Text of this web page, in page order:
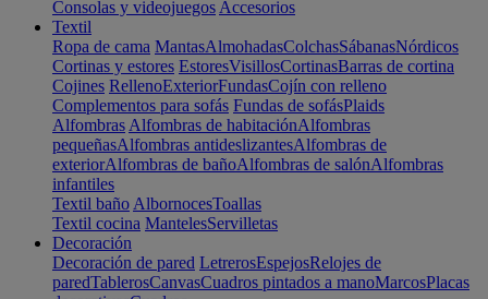
Consolas y videojuegos Accesorios
Textil
Ropa de cama MantasAlmohadasColchasSábanasNórdicos
Cortinas y estores EstoresVisillosCortinasBarras de cortina
Cojines RellenoExteriorFundasCojín con relleno
Complementos para sofás Fundas de sofásPlaids
Alfombras Alfombras de habitaciónAlfombras
pequeñasAlfombras antideslizantesAlfombras de
exteriorAlfombras de bañoAlfombras de salónAlfombras
infantiles
Textil baño AlbornocesToallas
Textil cocina MantelesServilletas
Decoración
Decoración de pared LetrerosEspejosRelojes de
paredTablerosCanvasCuadros pintados a manoMarcosPlacas